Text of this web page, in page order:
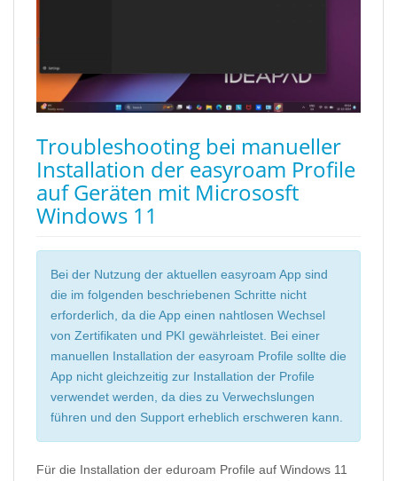
Troubleshooting bei manueller
Installation der easyroam Profile
auf Geräten mit Micrososft
Windows 11
Bei der Nutzung der aktuellen easyroam App sind
die im folgenden beschriebenen Schritte nicht
erforderlich, da die App einen nahtlosen Wechsel
von Zertifikaten und PKI gewährleistet. Bei einer
manuellen Installation der easyroam Profile sollte die
App nicht gleichzeitig zur Installation der Profile
verwendet werden, da dies zu Verwechslungen
führen und den Support erheblich erschweren kann.
Für die Installation der eduroam Profile auf Windows 11